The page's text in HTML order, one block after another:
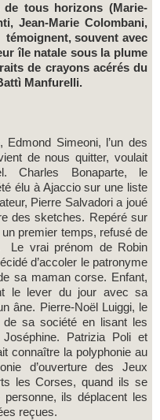
de tous horizons (Marie-
Jean-Marie Colombani,
souvent avec
île natale sous la plume
de crayons acérés du
Manfurelli.
Edmond Simeoni, l’un des
de nous quitter, voulait
Charles Bonaparte, le
élu à Ajaccio sur une liste
Pierre Salvadori a joué
des sketches. Repéré sur
premier temps, refusé de
Le vrai prénom de Robin
d’accoler le patronyme
sa maman corse. Enfant,
le lever du jour avec sa
âne. Pierre-Noël Luiggi, le
de sa société en lisant les
Joséphine. Patrizia Poli et
connaître la polyphonie au
d’ouverture des Jeux
les Corses, quand ils se
ils déplacent les
reçues.